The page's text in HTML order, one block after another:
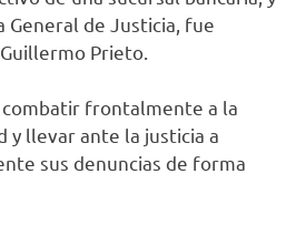
General de Justicia, fue
Prieto.
frontalmente a la
y llevar ante la justicia a
sus denuncias de forma